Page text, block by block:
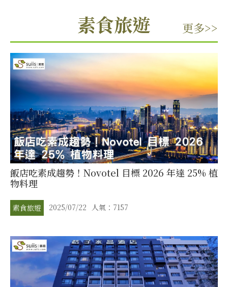
素食旅遊 更多>>
飯店吃素成趨勢！Novotel 目標 2026 年達 25% 植
物料理
素食旅遊 2025/07/22 人氣：7157